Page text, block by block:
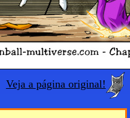
Veja a página original!